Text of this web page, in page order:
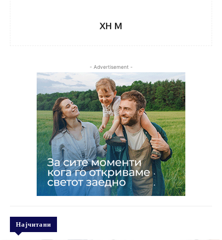
XH M
- Advertisement -
Најчитани